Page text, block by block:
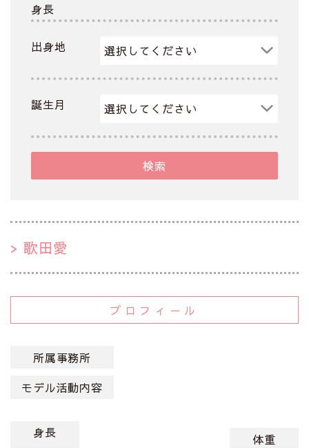
身長
出身地
誕生月
検索
歌田愛
プロフィール
所属事務所
モデル活動内容
身長
体重